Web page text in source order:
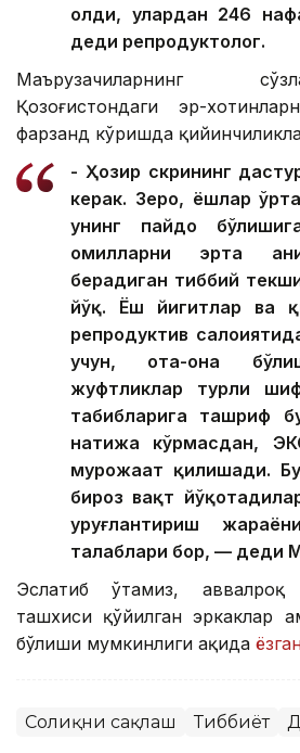
олди, улардан 246
деди репродуктолог.
Маърузачиларнинг
Қозоғистондаги эр-
фарзанд кўришда
- Ҳозир скрининг
керак. Зеро, ёшлар
унинг пайдо
омилларни эрта
берадиган тиббий
йўқ. Ёш йигитлар ва
репродуктив
учун, ота-она
жуфтликлар турли
табибларига ташриф
натижа кўрмасдан,
мурожаат қилишади.
бироз вақт
уруғлантириш
талаблари бор, — деди
Эслатиб ўтамиз,
ташхиси қўйилган эркаклар
бўлиши мумкинлиги ҳақида
Соғлиқни сақлаш Тиббиёт